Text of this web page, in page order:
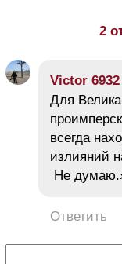
2
Victor 6932
Для
всегда
излияний
Не
Ответить